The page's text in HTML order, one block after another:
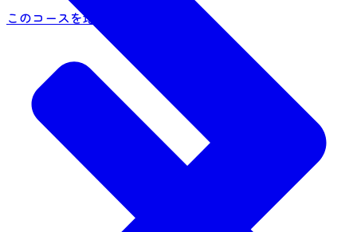
このコースを地図で確認・編集する